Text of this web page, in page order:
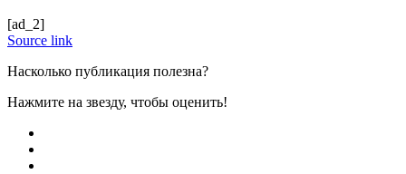
[ad_2]
Source link
Насколько публикация полезна?
Нажмите на звезду, чтобы оценить!